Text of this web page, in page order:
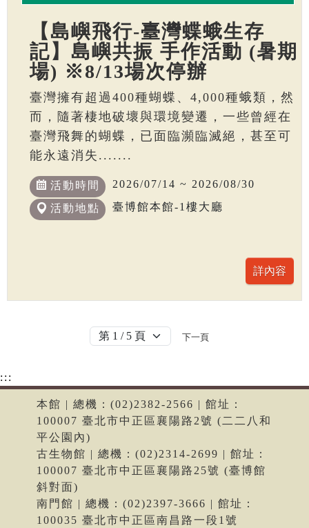
【島嶼飛行-臺灣蝶蛾生存
記】島嶼共振 手作活動 (暑期
場) ※8/13場次停辦
臺灣擁有超過400種蝴蝶、4,000種蛾類，然
而，隨著棲地破壞與環境變遷，一些曾經在
臺灣飛舞的蝴蝶，已面臨瀕臨滅絕，甚至可
能永遠消失.......
活動時間 2026/07/14 ~ 2026/08/30
活動地點 臺博館本館-1樓大廳
下一頁
:::
本館 | 總機：(02)2382-2566 | 館址：
100007 臺北市中正區襄陽路2號 (二二八和
平公園內)
古生物館 | 總機：(02)2314-2699 | 館址：
100007 臺北市中正區襄陽路25號 (臺博館
斜對面)
南門館 | 總機：(02)2397-3666 | 館址：
100035 臺北市中正區南昌路一段1號